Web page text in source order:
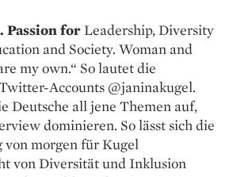
Passion forLeadership, Diversity
and Society. Woman and
my own.“ So lautet die
Accounts @janinakugel.
Deutsche all jene Themen auf,
dominieren. So lässt sich die
morgen für Kugel
von Diversität und Inklusion